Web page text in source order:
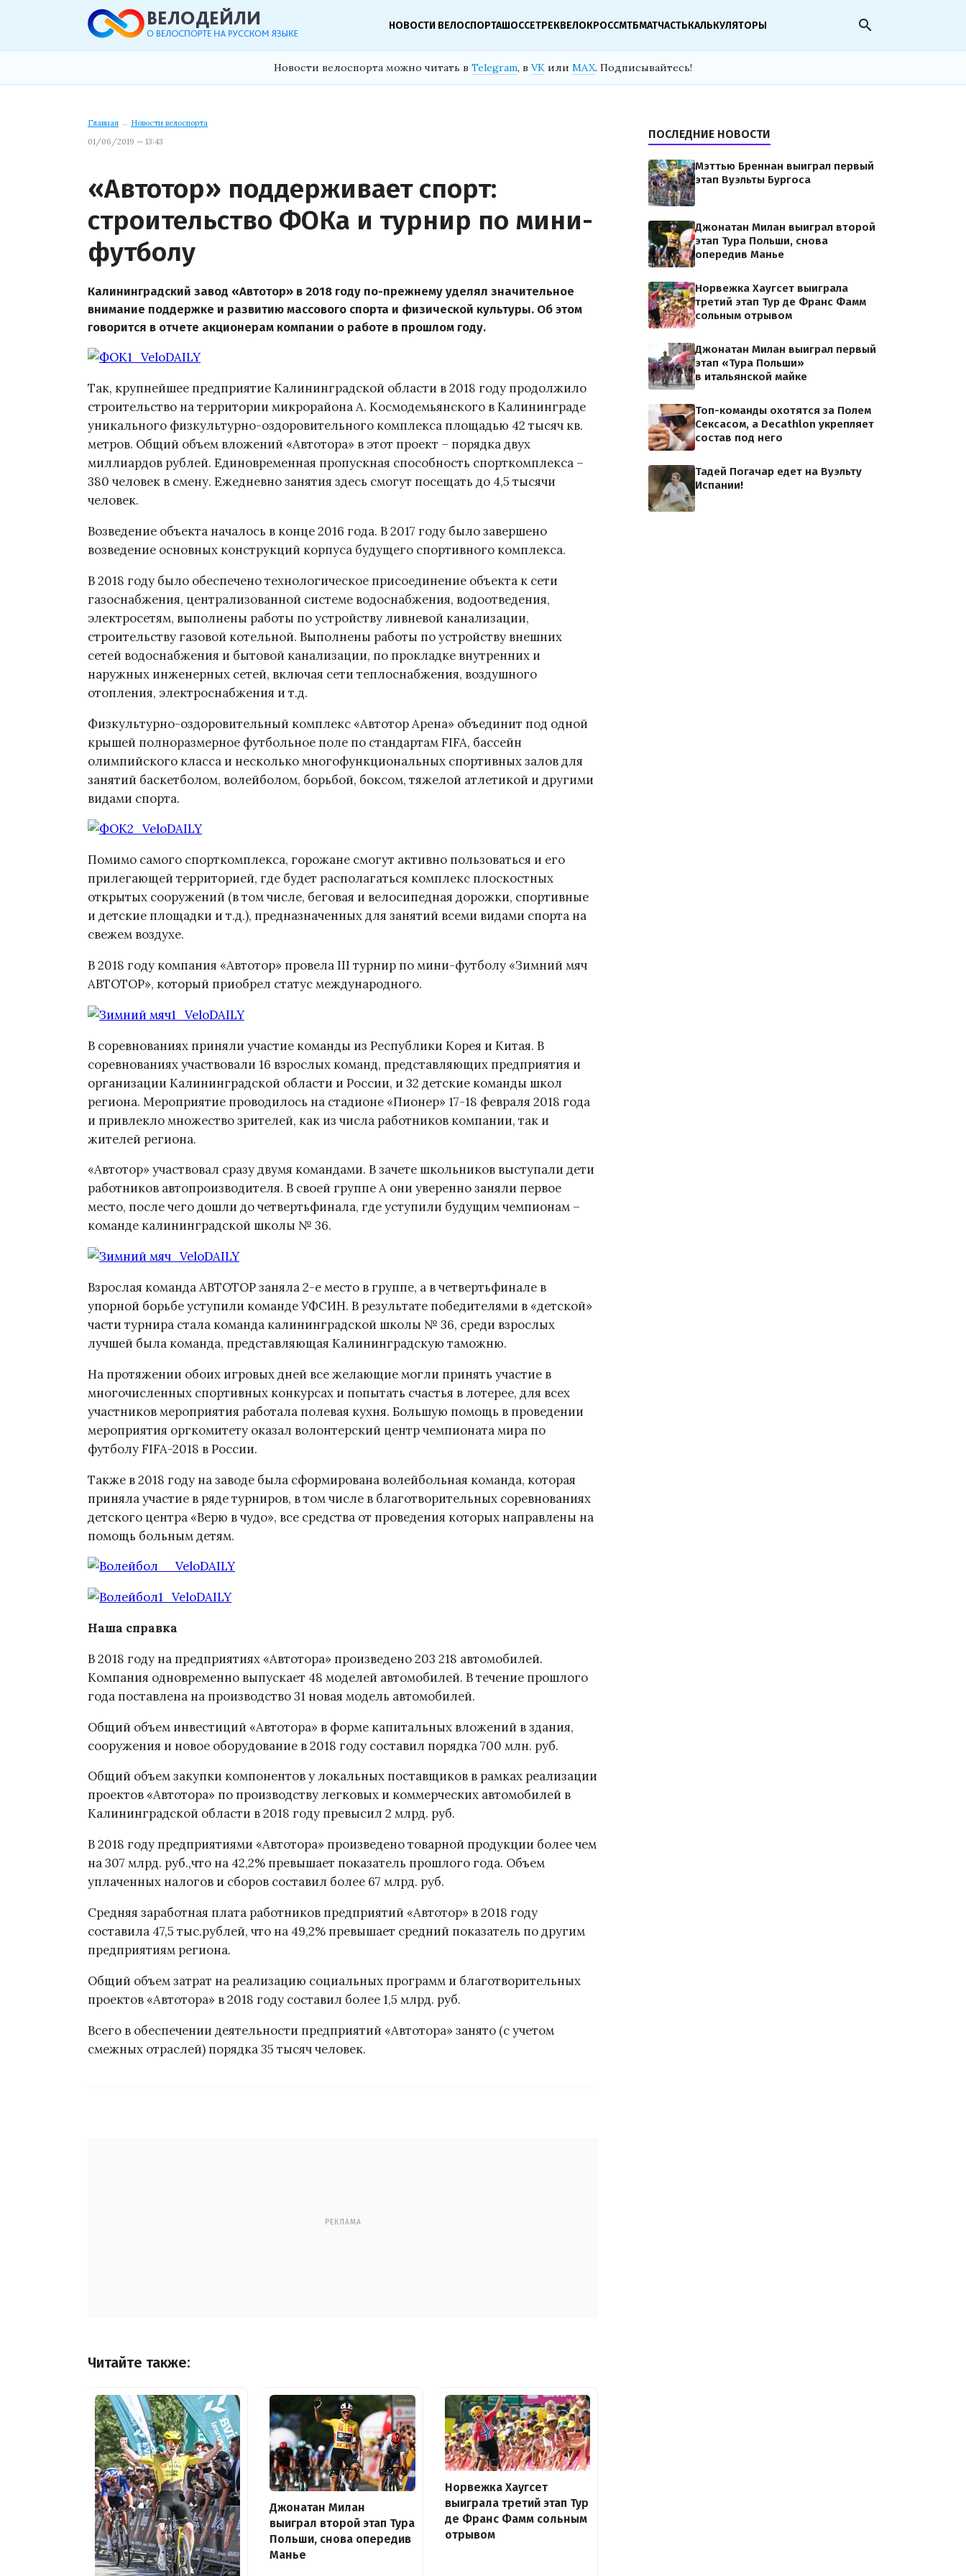
НОВОСТИ ВЕЛОСПОРТАШОССЕТРЕКВЕЛОКРОССМТБМАТЧАСТЬКАЛЬКУЛЯТОРЫ search
Новости велоспорта можно читать в Telegram, в VK или MAX. Подписывайтесь!
Главная → Новости велоспорта
01/06/2019 — 13:43
«Автотор» поддерживает спорт:
строительство ФОКа и турнир по мини-
футболу
Калининградский завод «Автотор» в 2018 году по-прежнему уделял значительное
внимание поддержке и развитию массового спорта и физической культуры. Об этом
говорится в отчете акционерам компании о работе в прошлом году.
Так, крупнейшее предприятие Калининградской области в 2018 году продолжило
строительство на территории микрорайона А. Космодемьянского в Калининграде
уникального физкультурно-оздоровительного комплекса площадью 42 тысяч кв.
метров. Общий объем вложений «Автотора» в этот проект – порядка двух
миллиардов рублей. Единовременная пропускная способность спорткомплекса –
380 человек в смену. Ежедневно занятия здесь смогут посещать до 4,5 тысячи
человек.
Возведение объекта началось в конце 2016 года. В 2017 году было завершено
возведение основных конструкций корпуса будущего спортивного комплекса.
В 2018 году было обеспечено технологическое присоединение объекта к сети
газоснабжения, централизованной системе водоснабжения, водоотведения,
электросетям, выполнены работы по устройству ливневой канализации,
строительству газовой котельной. Выполнены работы по устройству внешних
сетей водоснабжения и бытовой канализации, по прокладке внутренних и
наружных инженерных сетей, включая сети теплоснабжения, воздушного
отопления, электроснабжения и т.д.
Физкультурно-оздоровительный комплекс «Автотор Арена» объединит под одной
крышей полноразмерное футбольное поле по стандартам FIFA, бассейн
олимпийского класса и несколько многофункциональных спортивных залов для
занятий баскетболом, волейболом, борьбой, боксом, тяжелой атлетикой и другими
видами спорта.
Помимо самого спорткомплекса, горожане смогут активно пользоваться и его
прилегающей территорией, где будет располагаться комплекс плоскостных
открытых сооружений (в том числе, беговая и велосипедная дорожки, спортивные
и детские площадки и т.д.), предназначенных для занятий всеми видами спорта на
свежем воздухе.
В 2018 году компания «Автотор» провела III турнир по мини-футболу «Зимний мяч
АВТОТОР», который приобрел статус международного.
В соревнованиях приняли участие команды из Республики Корея и Китая. В
соревнованиях участвовали 16 взрослых команд, представляющих предприятия и
организации Калининградской области и России, и 32 детские команды школ
региона. Мероприятие проводилось на стадионе «Пионер» 17-18 февраля 2018 года
и привлекло множество зрителей, как из числа работников компании, так и
жителей региона.
«Автотор» участвовал сразу двумя командами. В зачете школьников выступали дети
работников автопроизводителя. В своей группе А они уверенно заняли первое
место, после чего дошли до четвертьфинала, где уступили будущим чемпионам –
команде калининградской школы № 36.
Взрослая команда АВТОТОР заняла 2-е место в группе, а в четвертьфинале в
упорной борьбе уступили команде УФСИН. В результате победителями в «детской»
части турнира стала команда калининградской школы № 36, среди взрослых
лучшей была команда, представляющая Калининградскую таможню.
На протяжении обоих игровых дней все желающие могли принять участие в
многочисленных спортивных конкурсах и попытать счастья в лотерее, для всех
участников мероприятия работала полевая кухня. Большую помощь в проведении
мероприятия оргкомитету оказал волонтерский центр чемпионата мира по
футболу FIFA-2018 в России.
Также в 2018 году на заводе была сформирована волейбольная команда, которая
приняла участие в ряде турниров, в том числе в благотворительных соревнованиях
детского центра «Верю в чудо», все средства от проведения которых направлены на
помощь больным детям.
Наша справка
В 2018 году на предприятиях «Автотора» произведено 203 218 автомобилей.
Компания одновременно выпускает 48 моделей автомобилей. В течение прошлого
года поставлена на производство 31 новая модель автомобилей.
Общий объем инвестиций «Автотора» в форме капитальных вложений в здания,
сооружения и новое оборудование в 2018 году составил порядка 700 млн. руб.
Общий объем закупки компонентов у локальных поставщиков в рамках реализации
проектов «Автотора» по производству легковых и коммерческих автомобилей в
Калининградской области в 2018 году превысил 2 млрд. руб.
В 2018 году предприятиями «Автотора» произведено товарной продукции более чем
на 307 млрд. руб.,что на 42,2% превышает показатель прошлого года. Объем
уплаченных налогов и сборов составил более 67 млрд. руб.
Средняя заработная плата работников предприятий «Автотор» в 2018 году
составила 47,5 тыс.рублей, что на 49,2% превышает средний показатель по другим
предприятиям региона.
Общий объем затрат на реализацию социальных программ и благотворительных
проектов «Автотора» в 2018 году составил более 1,5 млрд. руб.
Всего в обеспечении деятельности предприятий «Автотора» занято (с учетом
смежных отраслей) порядка 35 тысяч человек.
РЕКЛАМА
Читайте также:
Джонатан Милан
выиграл второй этап Тура
Польши, снова опередив
Манье
Норвежка Хаугсет
выиграла третий этап Тур
де Франс Фамм сольным
отрывом
ПОСЛЕДНИЕ НОВОСТИ
Мэттью Бреннан выиграл первый
этап Вуэльты Бургоса
Джонатан Милан выиграл второй
этап Тура Польши, снова
опередив Манье
Норвежка Хаугсет выиграла
третий этап Тур де Франс Фамм
сольным отрывом
Джонатан Милан выиграл первый
этап «Тура Польши»
в итальянской майке
Топ-команды охотятся за Полем
Сексасом, а Decathlon укрепляет
состав под него
Тадей Погачар едет на Вуэльту
Испании!